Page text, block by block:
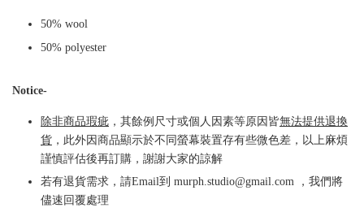
50% wool
50% polyester
Notice-
除非商品瑕疵 ，其餘例尺寸或個人因素等原因皆無法提供退換
貨 ，此外因商品顯示於不同螢幕裝置存有些微色差，以上麻煩
謹慎評估後再訂購，謝謝大家的諒解
若有退貨需求，請Email到 murph.studio@gmail.com ，我們將
儘速回覆處理